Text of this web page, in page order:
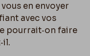
en envoyer
avec vos
pourrait‑on faire